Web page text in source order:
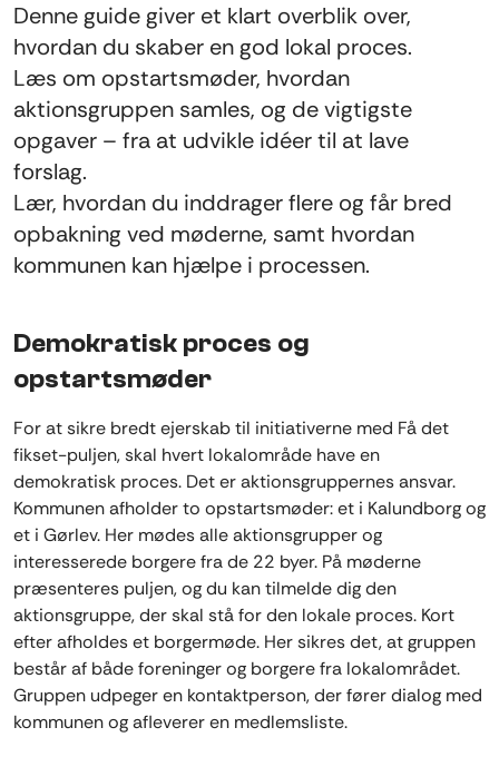
Denne guide giver et klart overblik over,
hvordan du skaber en god lokal proces.
Læs om opstartsmøder, hvordan
aktionsgruppen samles, og de vigtigste
opgaver – fra at udvikle idéer til at lave
forslag.
Lær, hvordan du inddrager flere og får bred
opbakning ved møderne, samt hvordan
kommunen kan hjælpe i processen.
Demokratisk proces og
opstartsmøder
For at sikre bredt ejerskab til initiativerne med Få det
fikset-puljen, skal hvert lokalområde have en
demokratisk proces. Det er aktionsgruppernes ansvar.
Kommunen afholder to opstartsmøder: et i Kalundborg og
et i Gørlev. Her mødes alle aktionsgrupper og
interesserede borgere fra de 22 byer. På møderne
præsenteres puljen, og du kan tilmelde dig den
aktionsgruppe, der skal stå for den lokale proces. Kort
efter afholdes et borgermøde. Her sikres det, at gruppen
består af både foreninger og borgere fra lokalområdet.
Gruppen udpeger en kontaktperson, der fører dialog med
kommunen og afleverer en medlemsliste.